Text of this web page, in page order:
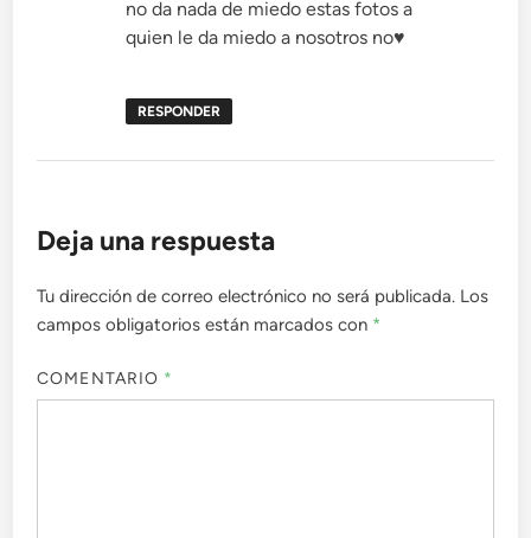
no da nada de miedo estas fotos a
quien le da miedo a nosotros no♥
RESPONDER
Deja una respuesta
Tu dirección de correo electrónico no será publicada. Los
campos obligatorios están marcados con *
COMENTARIO *